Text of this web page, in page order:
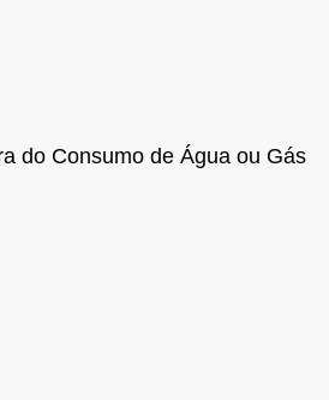
do Consumo de Água ou Gás